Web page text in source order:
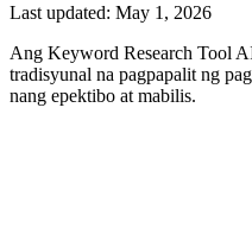
Last updated: May 1, 2026
Ang Keyword Research Tool
tradisyunal na pagpapalit ng
nang epektibo at mabilis.